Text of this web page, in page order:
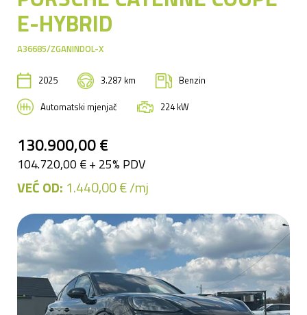
E-HYBRID
A36685/ZGANINDOL-X
2025 3.287 km
Benzin
Automatski mjenjač
224 kW
130.900,00 €
104.720,00 € + 25% PDV
VEĆ OD: 1.440,00 € /mj